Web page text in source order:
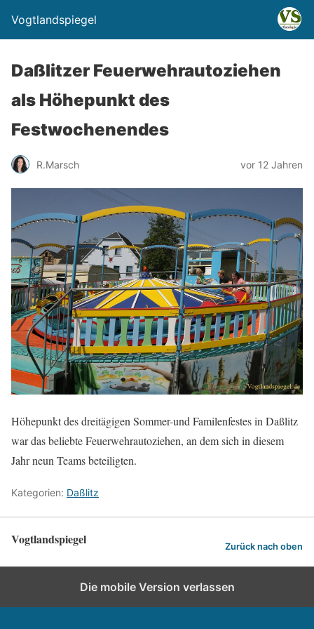
Vogtlandspiegel
Daßlitzer Feuerwehrautoziehen
als Höhepunkt des
Festwochenendes
R.Marsch vor 12 Jahren
Höhepunkt des dreitägigen Sommer-und Familenfestes in Daßlitz
war das beliebte Feuerwehrautoziehen, an dem sich in diesem
Jahr neun Teams beteiligten.
Kategorien: Daßlitz
Vogtlandspiegel Zurück nach oben
Die mobile Version verlassen